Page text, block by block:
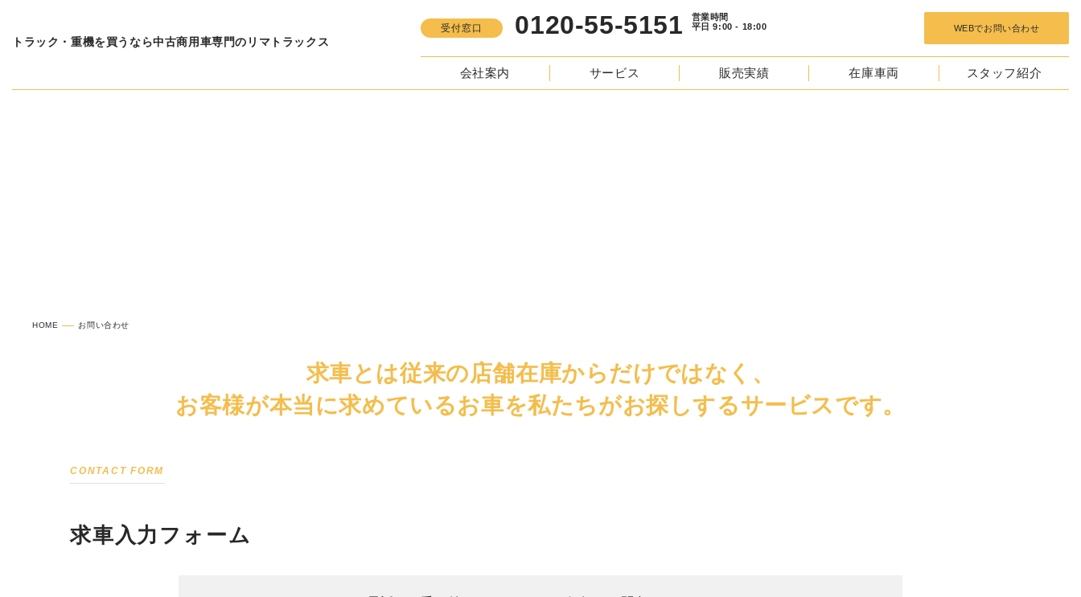
トラック・重機を買うなら中古商用車専門のリマトラックス
受付窓口 0120-55-5151
営業時間
平日 9:00 - 18:00
WEBでお問い合わせ
会社案内 サービス 販売実績 在庫車両 スタッフ紹介
HOME お問い合わせ
求車とは従来の店舗在庫からだけではなく、
お客様が本当に求めているお車を私たちがお探しするサービスです。
CONTACT FORM
求車入力フォーム